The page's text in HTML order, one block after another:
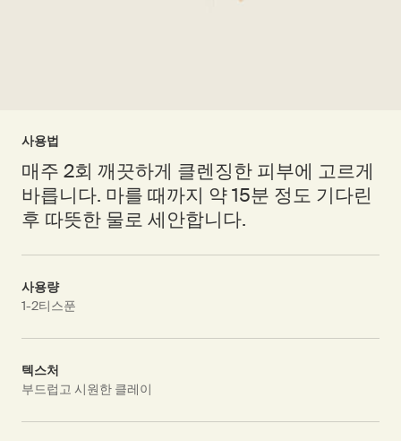
사용법
매주 2회 깨끗하게 클렌징한 피부에 고르게
바릅니다. 마를 때까지 약 15분 정도 기다린
후 따뜻한 물로 세안합니다.
사용량
1-2티스푼
텍스처
부드럽고 시원한 클레이